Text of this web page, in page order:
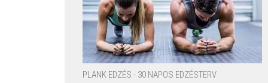
PLANK EDZÉS - 30 NAPOS EDZÉSTERV